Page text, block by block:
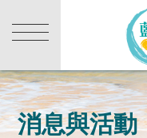
消息與活動